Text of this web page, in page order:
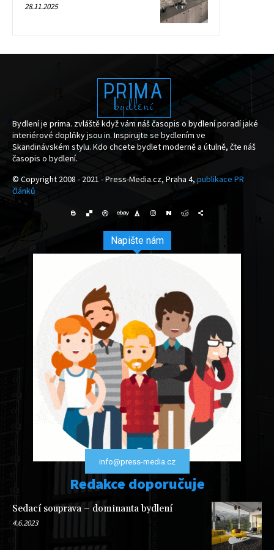
28.11.2025
PRIMA
bydlení
Bydlení je prima. zvláště když vám náš časopis o bydlení poradí jaké
interiérové doplňky jsou in. Inspirujte se bydlením ve
Skandinávském stylu. Kdo chcete bydlet moderně a útulně, čte náš
časopis o bydlení.
© Copyright 2008 - 2021 - Press-Media.cz, Praha 4, publikace PR
článků
Napište nám
info@press-media.cz
Redakce doporučuje
Sedací souprava – dominanta bydlení
4.6.2023